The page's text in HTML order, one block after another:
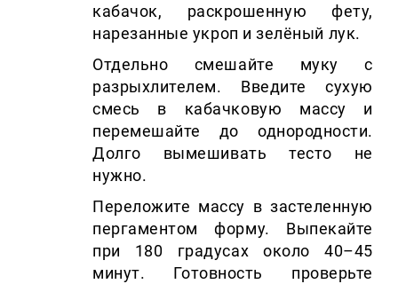
кабачок, раскрошенную фету,
нарезанные укроп и зелёный лук.
Отдельно смешайте муку с
разрыхлителем. Введите сухую
смесь в кабачковую массу и
перемешайте до однородности.
Долго вымешивать тесто не
нужно.
Переложите массу в застеленную
пергаментом форму. Выпекайте
при 180 градусах около 40–45
минут. Готовность проверьте